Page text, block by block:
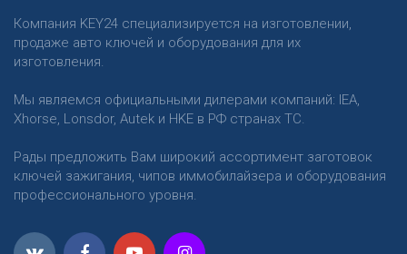
Компания KEY24 специализируется на изготовлении,
продаже авто ключей и оборудования для их
изготовления.
Мы являемся официальными дилерами компаний: IEA,
Xhorse, Lonsdor, Autek и HKE в РФ странах ТС.
Рады предложить Вам широкий ассортимент заготовок
ключей зажигания, чипов иммобилайзера и оборудования
профессионального уровня.